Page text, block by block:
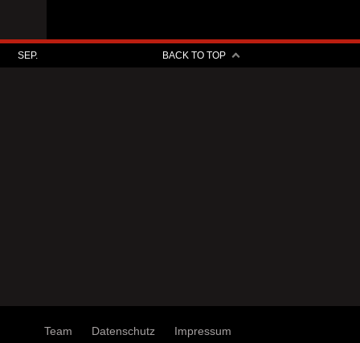
SEP. BACK TO TOP
Team Datenschutz Impressum